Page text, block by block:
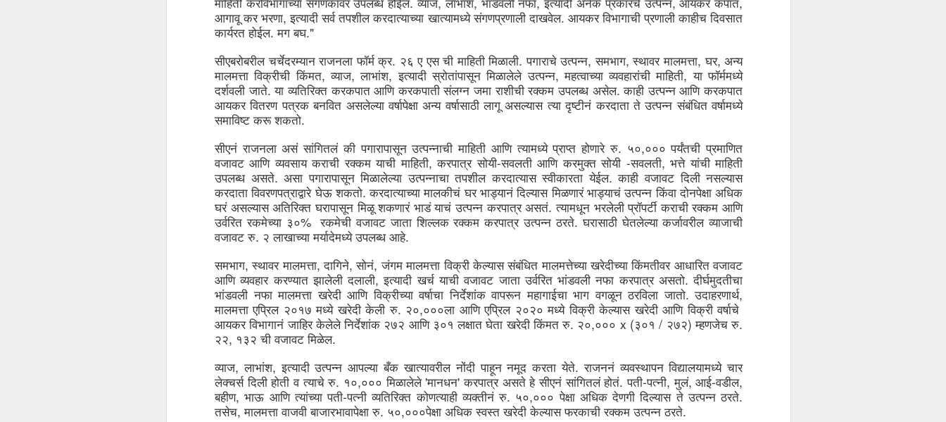
माहिती करविभागाच्या संगणकावर उपलब्ध होईल व्याज लाभांश भांडवली नफा इत्यादी अनेक प्रकारचे उत्पन्न आयकर कपात
आगावू कर भरणा, इत्यादी सर्व तपशील करदात्याच्या खात्यामध्ये संगणप्रणाली दाखवेल. आयकर विभागाची प्रणाली काहीच दिवसात
कार्यरत होईल. मग बघ."
सीएबरोबरील चर्चेदरम्यान राजनला फॉर्म क्र. २६ ए एस ची माहिती मिळाली. पगाराचे उत्पन्न, समभाग, स्थावर मालमत्ता, घर, अन्य
मालमत्ता विक्रीची किंमत, व्याज, लाभांश, इत्यादी स्रोतांपासून मिळालेले उत्पन्न, महत्वाच्या व्यवहारांची माहिती, या फॉर्ममध्ये
दर्शवली जाते. या व्यतिरिक्त करकपात आणि करकपाती संलग्न जमा राशीची रक्कम उपलब्ध असेल. काही उत्पन्न आणि करकपात
आयकर वितरण पत्रक बनवित असलेल्या वर्षापेक्षा अन्य वर्षासाठी लागू असल्यास त्या दृष्टीनं करदाता ते उत्पन्न संबंधित वर्षामध्ये
समाविष्ट करू शकतो.
सीएनं राजनला असं सांगितलं की पगारापासून उत्पन्नाची माहिती आणि त्यामध्ये प्राप्त होणारे रु. ५०,००० पर्यंतची प्रमाणित
वजावट आणि व्यवसाय कराची रक्कम याची माहिती, करपात्र सोयी-सवलती आणि करमुक्त सोयी -सवलती, भत्ते यांची माहिती
उपलब्ध असते. असा पगारापासून मिळालेल्या उत्पन्नाचा तपशील करदात्यास स्वीकारता येईल. काही वजावट दिली नसल्यास
करदाता विवरणपत्राद्वारे घेऊ शकतो. करदात्याच्या मालकीचं घर भाड्यानं दिल्यास मिळणारं भाड्याचं उत्पन्न किंवा दोनपेक्षा अधिक
घरं असल्यास अतिरिक्त घरापासून मिळू शकणारं भाडं याचं उत्पन्न करपात्र असतं. त्यामधून भरलेली प्रॉपर्टी कराची रक्कम आणि
उर्वरित रकमेच्या ३०% रकमेची वजावट जाता शिल्लक रक्कम करपात्र उत्पन्न ठरते. घरासाठी घेतलेल्या कर्जावरील व्याजाची
वजावट रु. २ लाखाच्या मर्यादेमध्ये उपलब्ध आहे.
समभाग, स्थावर मालमत्ता, दागिने, सोनं, जंगम मालमत्ता विक्री केल्यास संबंधित मालमत्तेच्या खरेदीच्या किंमतीवर आधारित वजावट
आणि व्यवहार करण्यात झालेली दलाली, इत्यादी खर्च याची वजावट जाता उर्वरित भांडवली नफा करपात्र असतो. दीर्घमुदतीचा
भांडवली नफा मालमत्ता खरेदी आणि विक्रीच्या वर्षाचा निर्देशांक वापरून महागाईचा भाग वगळून ठरविला जातो. उदाहरणार्थ
मालमत्ता एप्रिल २०१७ मध्ये खरेदी केली रु. २०,०००ला आणि एप्रिल २०२० मध्ये विक्री केल्यास खरेदी आणि विक्री वर्षाचे
आयकर विभागानं जाहिर केलेले निर्देशांक २७२ आणि ३०१ लक्षात घेता खरेदी किंमत रु. २०,००० x (३०१ / २७२) म्हणजेच रु
२२, १३२ ची वजावट मिळेल.
व्याज, लाभांश, इत्यादी उत्पन्न आपल्या बँक खात्यावरील नोंदी पाहून नमूद करता येते. राजननं व्यवस्थापन विद्यालयामध्ये चार
लेक्चर्स दिली होती व त्याचे रु. १०,००० मिळालेले 'मानधन' करपात्र असते हे सीएनं सांगितलं होतं. पती-पत्नी, मुलं, आई-वडील
बहीण, भाऊ आणि त्यांच्या पती-पत्नी व्यतिरिक्त कोणत्याही व्यक्तीनं रु. ५०,००० पेक्षा अधिक देणगी दिल्यास ते उत्पन्न ठरते
तसेच, मालमत्ता वाजवी बाजारभावापेक्षा रु. ५०,०००पेक्षा अधिक स्वस्त खरेदी केल्यास फरकाची रक्कम उत्पन्न ठरते.
safety and environmental
compliance norms.
Instead, businesses are now compelled to take a stance and act
proactively.
JUN
30
Sustainability Way To Create Better World
As per the dictionary, sustainability means the ability to be
maintained at a specific rate or level. The world is working
towards sustainability in the following areas.
- Avoidance of the depletion of natural resources to maintain an
ecological balance.
- The pursuit of global environmental sustainability
Sustainability is doing business without negatively impacting the
environment, community, or society.
JUN
30
Embracing Sustainability to Enhance Business
In today’s context, sustainable industry transformation is the
balancing environmental impact with gaining business benefits.
The industries, specifically big-size, are modernising with digitalisation,
deployment of sensors, IOTs, PLCs, CNCs, advanced automation, and
control systems to achieve overall operational excellence and process
optimisation.
JUN
30
Waste is Wealth
Viewing waste as wealth shifts the perspective on waste
management. It highlights the economic potential and